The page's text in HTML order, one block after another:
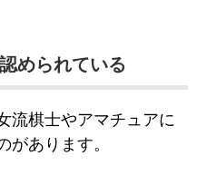
められている
流棋士やアマチュアに
があります。